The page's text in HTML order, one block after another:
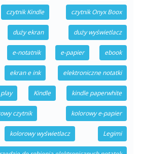
czytnik Kindle czytnik Onyx Boox
duży ekran duży wyświetlacz
e-notatnik e-papier ebook
ekran e ink elektroniczne notatki
Kindle kindle paperwhite
czytnik kolorowy e-papier
kolorowy wyświetlacz Legimi